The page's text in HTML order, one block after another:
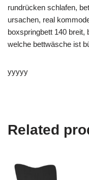
rundrücken schlafen,
ursachen, real
boxspringbett 140 breit,
welche bettwäsche ist
yyyyy
Related